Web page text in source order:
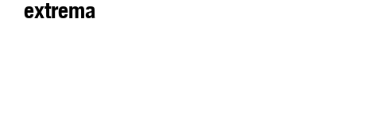
extrema